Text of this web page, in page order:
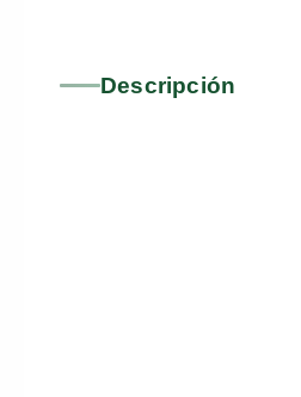
Descripción